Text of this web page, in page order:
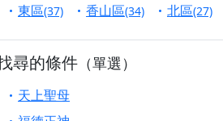
【新北貢寮 南極玉明殿】中元普渡
【桃園慈善宮(天公廟)】中元普渡交
【台北北投 福慶宮】慶讚中元普渡
東區(37) 香山區(34) 北區(27)
尋的條件 （單選）
天上聖母